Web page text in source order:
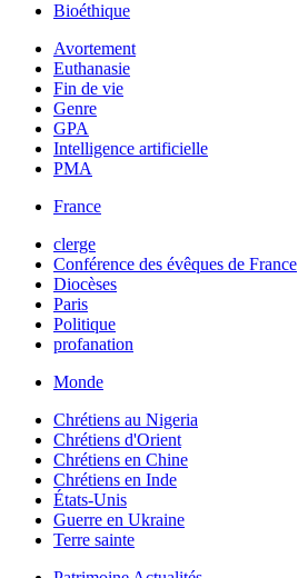
Bioéthique
Avortement
Euthanasie
Fin de vie
Genre
GPA
Intelligence artificielle
PMA
France
clerge
Conférence des évêques de France
Diocèses
Paris
Politique
profanation
Monde
Chrétiens au Nigeria
Chrétiens d'Orient
Chrétiens en Chine
Chrétiens en Inde
États-Unis
Guerre en Ukraine
Terre sainte